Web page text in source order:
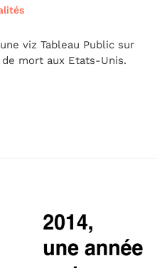
viz Tableau Public sur
mort aux Etats-Unis.